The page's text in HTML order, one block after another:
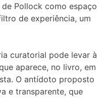
Pollock como espaço
de experiência, um
curatorial pode levar à
aparece, no livro, em
O antídoto proposto
e transparente, que